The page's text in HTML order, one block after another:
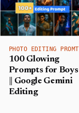
PHOTO EDITING PROMT
100 Glowing
Prompts for Boys
|| Google Gemini
Editing